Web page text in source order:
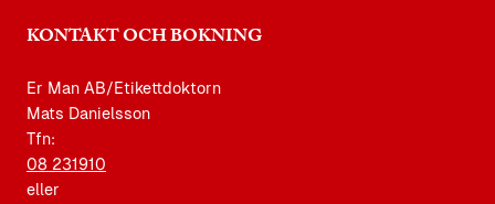
KONTAKT OCH BOKNING
Er Man AB/Etikettdoktorn
Mats Danielsson
Tfn:
08 231910
eller